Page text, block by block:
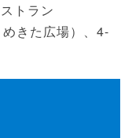
トラン
きた広場）、4-